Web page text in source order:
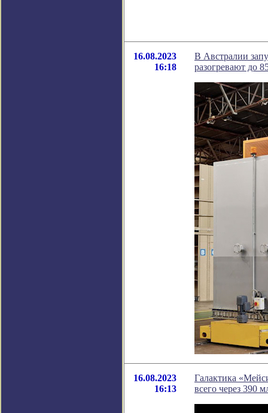
16.08.2023
16:18
В Австралии
разогревают до
16.08.2023
16:13
Галактика
всего через 390